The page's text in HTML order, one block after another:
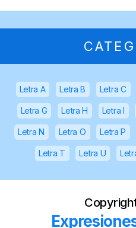
Letra A Letra B Letra C
Letra G Letra H Letra I
Letra N Letra O Letra P
Letra T Letra U